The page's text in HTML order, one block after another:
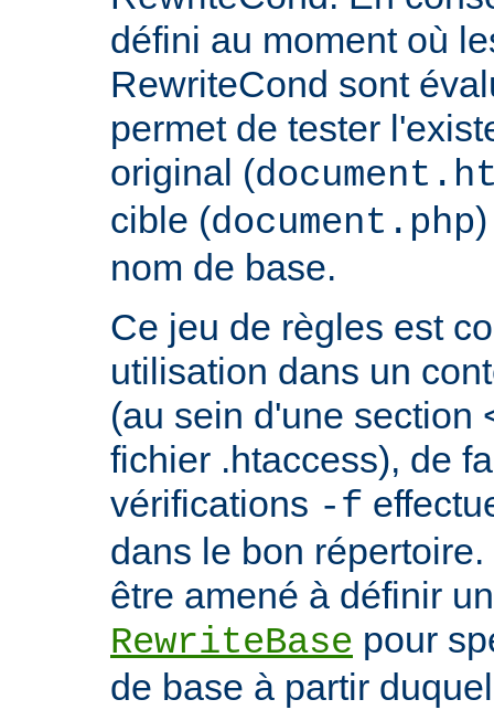
défini au moment où
RewriteCond sont
permet de tester
original (
cible (document.php
nom de base.
Ce jeu de règles est
utilisation dans un
(au sein d'une section
fichier .htaccess), de
vérifications -f
dans le bon
être amené à définir
RewriteBase pour
de base à partir